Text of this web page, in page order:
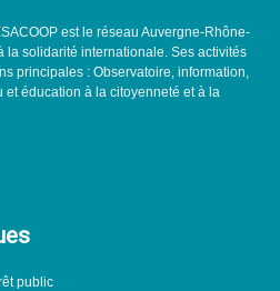
est le réseau Auvergne-Rhône-
la solidarité internationale. Ses activités
principales : Observatoire, information,
éducation à la citoyenneté et à la
public